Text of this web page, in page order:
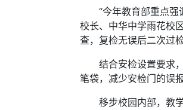
“今年教育部重点强调
校长、中华中学雨花校
查，复检无误后二次过
结合安检设置要求，
笔袋，减少安检门的误
移步校园内部，教学